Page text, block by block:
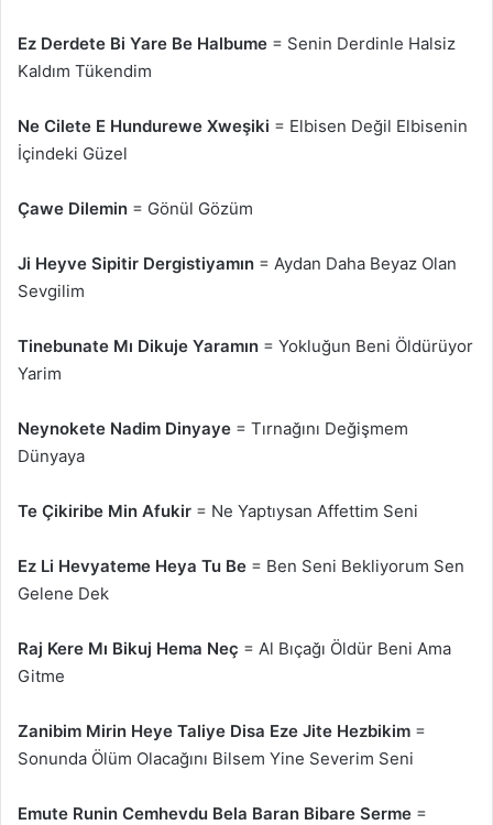
Ez Derdete Bi Yare Be Halbume = Senin Derdinle Halsiz
Kaldım Tükendim
Ne Cilete E Hundurewe Xweşiki = Elbisen Değil Elbisenin
İçindeki Güzel
Çawe Dilemin = Gönül Gözüm
Ji Heyve Sipitir Dergistiyamın = Aydan Daha Beyaz Olan
Sevgilim
Tinebunate Mı Dikuje Yaramın = Yokluğun Beni Öldürüyor
Yarim
Neynokete Nadim Dinyaye = Tırnağını Değişmem
Dünyaya
Te Çikiribe Min Afukir = Ne Yaptıysan Affettim Seni
Ez Li Hevyateme Heya Tu Be = Ben Seni Bekliyorum Sen
Gelene Dek
Raj Kere Mı Bikuj Hema Neç = Al Bıçağı Öldür Beni Ama
Gitme
Zanibim Mirin Heye Taliye Disa Eze Jite Hezbikim =
Sonunda Ölüm Olacağını Bilsem Yine Severim Seni
Emute Runin Cemhevdu Bela Baran Bibare Serme =